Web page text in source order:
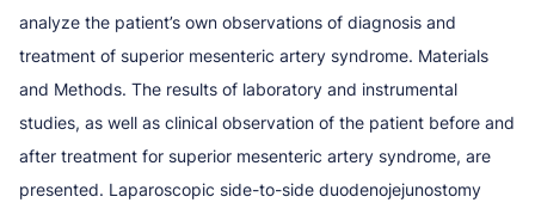
analyze the patient’s own observations of diagnosis and
treatment of superior mesenteric artery syndrome. Materials
and Methods. The results of laboratory and instrumental
studies, as well as clinical observation of the patient before and
after treatment for superior mesenteric artery syndrome, are
presented. Laparoscopic side-to-side duodenojejunostomy